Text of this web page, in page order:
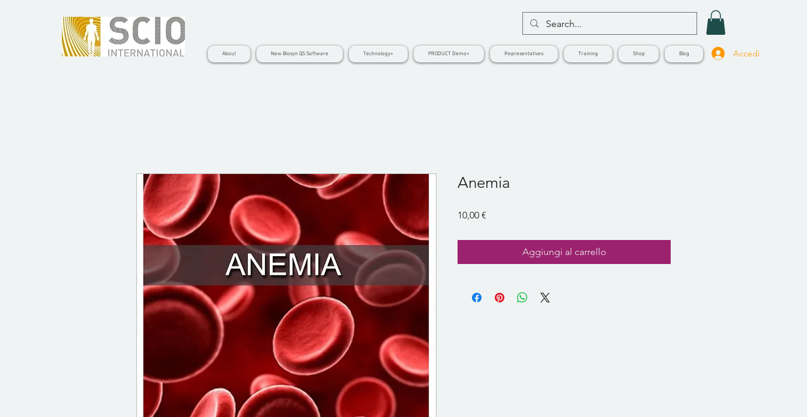
About New Biosyn QS Software Technology+ PRODUCT Demo+ Representatives Training Shop Blog Accedi
Anemia
10,00 €
Aggiungi al carrello